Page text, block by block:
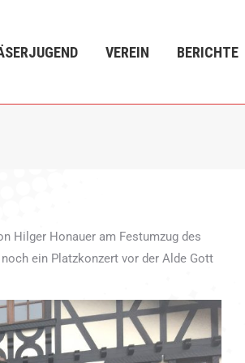
VEREIN BERICHTE
Hilger Honauer am Festumzug des
ein Platzkonzert vor der Alde Gott